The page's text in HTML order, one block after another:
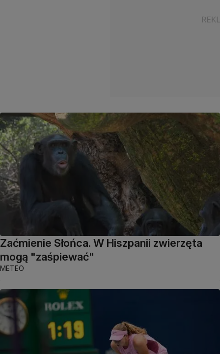
Zaćmienie Słońca. W Hiszpanii zwierzęta
mogą "zaśpiewać"
METEO